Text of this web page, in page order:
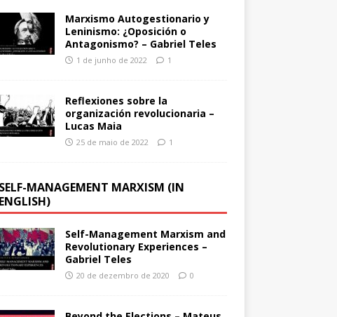
Marxismo Autogestionario y
Leninismo: ¿Oposición o
Antagonismo? – Gabriel Teles
1 de junho de 2022 1
Reflexiones sobre la
organización revolucionaria –
Lucas Maia
25 de maio de 2022 1
SELF-MANAGEMENT MARXISM (IN
ENGLISH)
Self-Management Marxism and
Revolutionary Experiences –
Gabriel Teles
20 de dezembro de 2020 0